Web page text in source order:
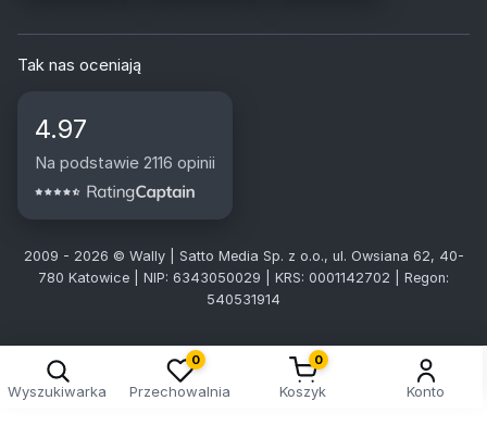
Tak nas oceniają
4.97
Na podstawie 2116 opinii
2009 - 2026 © Wally | Satto Media Sp. z o.o., ul. Owsiana 62, 40-
780 Katowice | NIP: 6343050029 | KRS: 0001142702 | Regon:
540531914
Wyszukiwarka
0
Przechowalnia
0
Koszyk Konto